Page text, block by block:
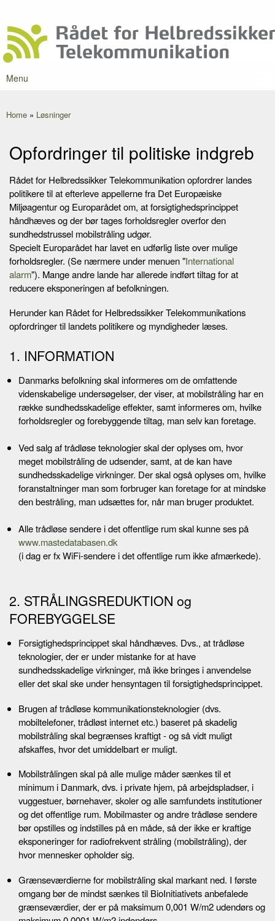
content
Rådet for
Helbredssikker
Telekommunikation
Danmarks
førende
portal om
mobilstråling
Main menu
Menu
You are here
Home » Løsninger
Opfordringer til politiske indgreb
Rådet for Helbredssikker Telekommunikation opfordrer landes
politikere til at efterleve appellerne fra Det Europæiske
Miljøagentur og Europarådet om, at forsigtighedsprincippet
håndhæves og der bør tages forholdsregler overfor den
sundhedstrussel mobilstråling udgør.
Specielt Europarådet har lavet en udførlig liste over mulige
forholdsregler. (Se nærmere under menuen "International
alarm"). Mange andre lande har allerede indført tiltag for at
reducere eksponeringen af befolkningen.
Herunder kan Rådet for Helbredssikker Telekommunikations
opfordringer til landets politikere og myndigheder læses.
1. INFORMATION
Danmarks befolkning skal informeres om de omfattende
videnskabelige undersøgelser, der viser, at mobilstråling har en
række sundhedsskadelige effekter, samt informeres om, hvilke
forholdsregler og forebyggende tiltag, man selv kan foretage.
Ved salg af trådløse teknologier skal der oplyses om, hvor
meget mobilstråling de udsender, samt, at de kan have
sundhedsskadelige virkninger. Der skal også oplyses om, hvilke
foranstaltninger man som forbruger kan foretage for at mindske
den bestråling, man udsættes for, når man bruger produktet.
Alle trådløse sendere i det offentlige rum skal kunne ses på
www.mastedatabasen.dk
(i dag er fx WiFi-sendere i det offentlige rum ikke afmærkede).
2. STRÅLINGSREDUKTION og
FOREBYGGELSE
Forsigtighedsprincippet skal håndhæves. Dvs., at trådløse
teknologier, der er under mistanke for at have
sundhedsskadelige virkninger, må ikke bringes i anvendelse
eller det skal ske under hensyntagen til forsigtighedsprincippet.
Brugen af trådløse kommunikationsteknologier (dvs.
mobiltelefoner, trådløst internet etc.) baseret på skadelig
mobilstråling skal begrænses kraftigt - og så vidt muligt
afskaffes, hvor det umiddelbart er muligt.
Mobilstrålingen skal på alle mulige måder sænkes til et
minimum i Danmark, dvs. i private hjem, på arbejdspladser, i
vuggestuer, børnehaver, skoler og alle samfundets institutioner
og det offentlige rum. Mobilmaster og andre trådløse sendere
bør opstilles og indstilles på en måde, så der ikke er kraftige
eksponeringer for radiofrekvent stråling (mobilstråling), der
hvor mennesker opholder sig.
Grænseværdierne for mobilstråling skal markant ned. I første
omgang bør de mindst sænkes til BioInitiativets anbefalede
grænseværdier, der er på maksimum 0,001 W/m2 udendørs og